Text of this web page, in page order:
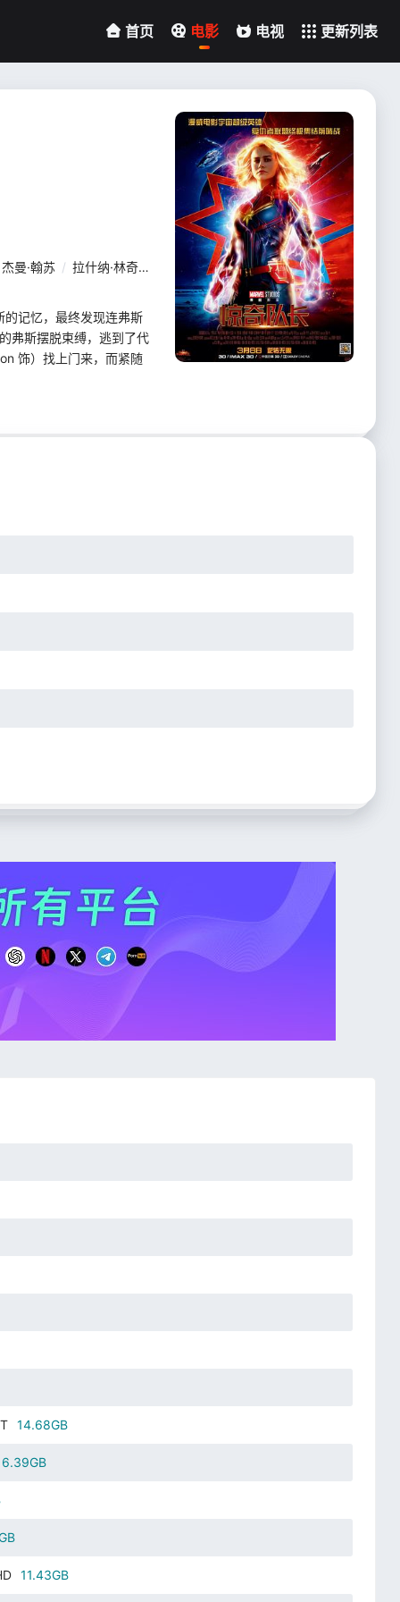
首页 电影 电视 更新列表
杰曼·翰苏 / 拉什纳·林奇 / 阿基拉·阿克巴 / 科林·福特 / 卓库·莫度
的记忆，最终发现连弗斯
弗斯摆脱束缚，逃到了代
饰）找上门来，而紧随
14.68GB
6.39GB
11.43GB